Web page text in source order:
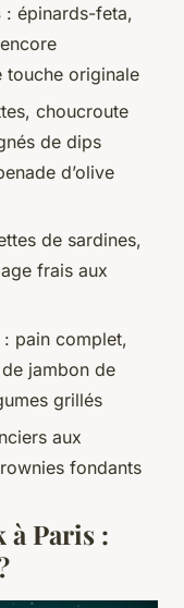
: épinards-feta,
touche originale
choucroute
de dips
d’olive
de sardines,
frais aux
: pain complet,
jambon de
grillés
aux
fondants
Paris :